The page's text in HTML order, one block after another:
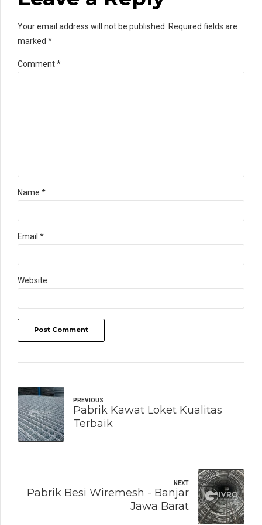
Your email address will not be published. Required fields are
marked *
Comment*
Name *
Email *
Website
Post Comment
PREVIOUS
Pabrik Kawat Loket Kualitas
Terbaik
NEXT
Pabrik Besi Wiremesh - Banjar
Jawa Barat